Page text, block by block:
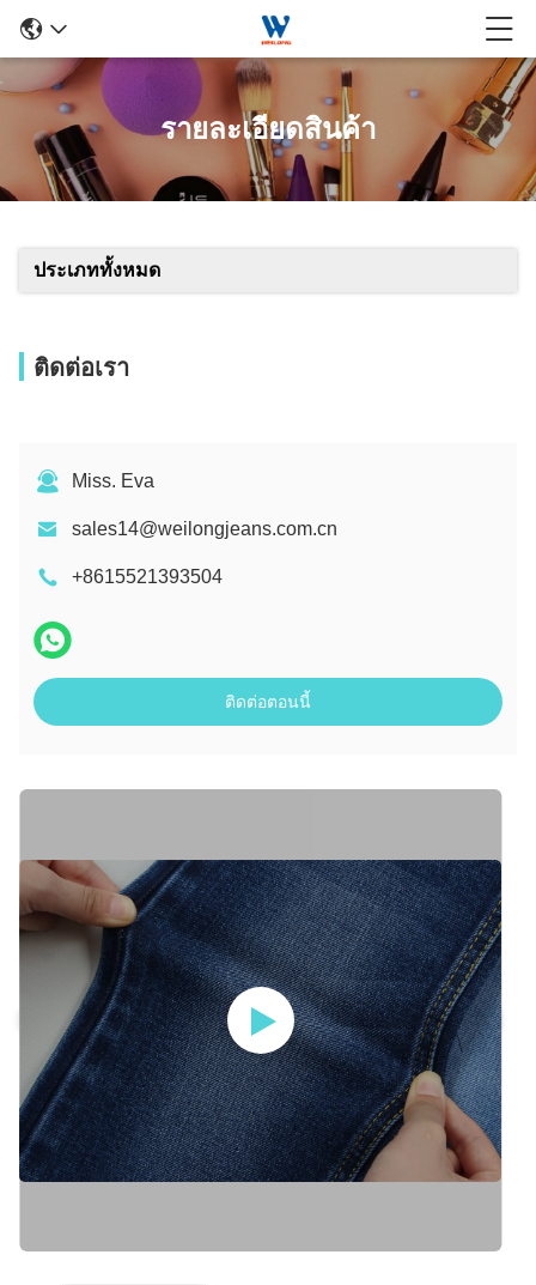
รายละเอียดสินค้า
ประเภททั้งหมด
ติดต่อเรา
Miss. Eva
sales14@weilongjeans.com.cn
+8615521393504
ติดต่อตอนนี้